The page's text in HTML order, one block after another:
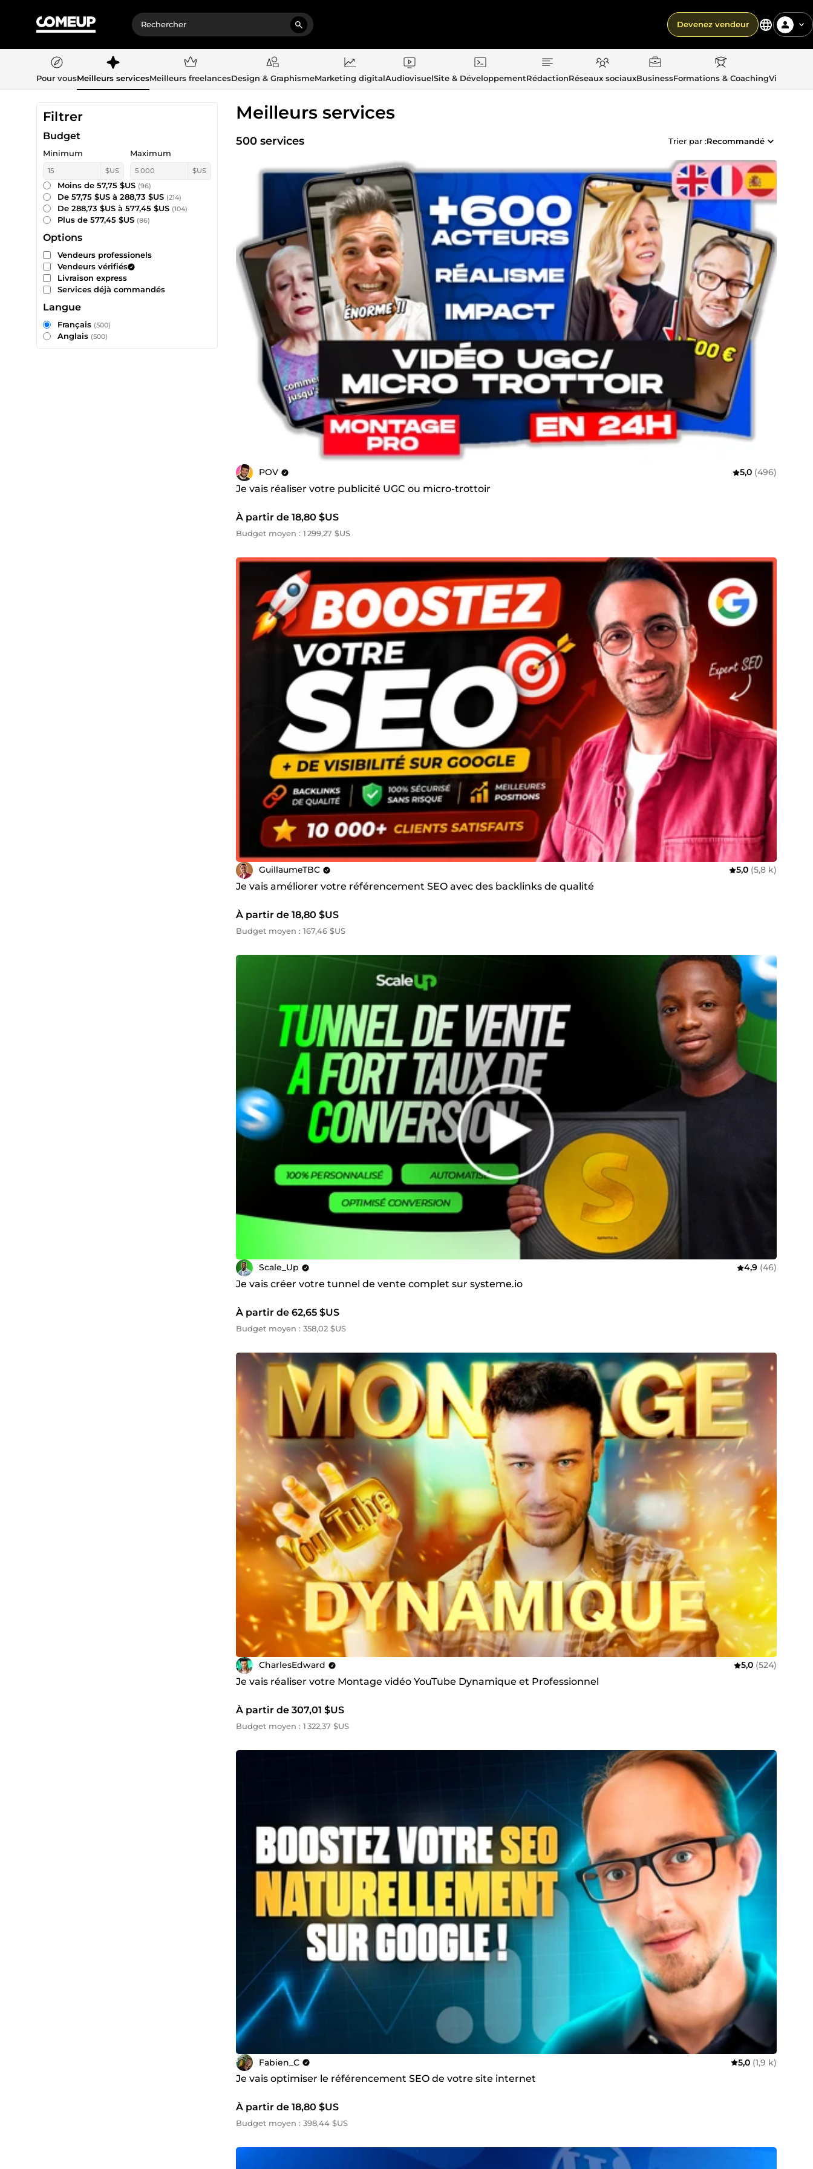
Devenez vendeur
Pour vousMeilleurs servicesMeilleurs freelancesDesign & GraphismeMarketing digitalAudiovisuelSite & DéveloppementRédactionRéseaux sociauxBusinessFormations & CoachingVie
Meilleurs services
500 services Trier par :Recommandé
POV 5,0 (496)
Je vais réaliser votre publicité UGC ou micro-trottoir
À partir de 18,80 $US
Budget moyen : 1 299,27 $US
GuillaumeTBC 5,0 (5,8 k)
Je vais améliorer votre référencement SEO avec des backlinks de qualité
À partir de 18,80 $US
Budget moyen : 167,46 $US
Scale_Up 4,9 (46)
Je vais créer votre tunnel de vente complet sur systeme.io
À partir de 62,65 $US
Budget moyen : 358,02 $US
CharlesEdward 5,0 (524)
Je vais réaliser votre Montage vidéo YouTube Dynamique et Professionnel
À partir de 307,01 $US
Budget moyen : 1 322,37 $US
Fabien_C 5,0 (1,9 k)
Je vais optimiser le référencement SEO de votre site internet
À partir de 18,80 $US
Budget moyen : 398,44 $US
Filtrer
Budget
Minimum
$US
Maximum
$US
Moins de 57,75 $US (96)
De 57,75 $US à 288,73 $US (214)
De 288,73 $US à 577,45 $US (104)
Plus de 577,45 $US (86)
Options
Vendeurs professionels
Vendeurs vérifiés
Livraison express
Services déjà commandés
Langue
Français (500)
Anglais (500)